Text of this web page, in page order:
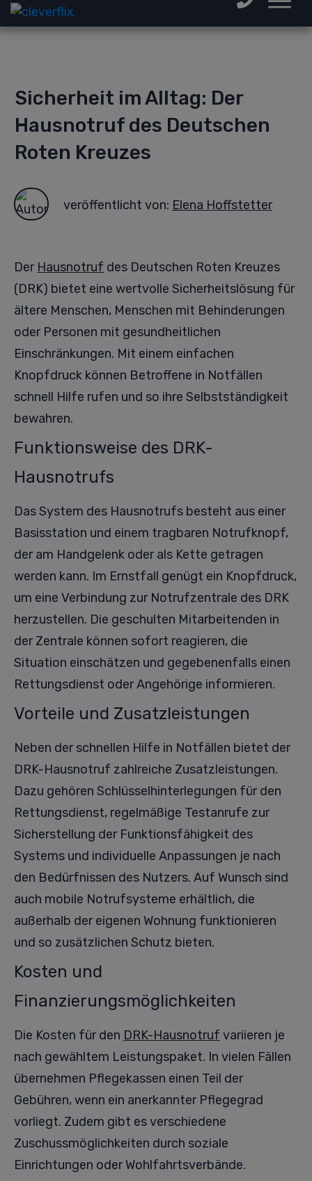
Sicherheit im Alltag: Der
Hausnotruf des Deutschen
Roten Kreuzes
veröffentlicht von: Elena Hoffstetter
Der Hausnotruf des Deutschen Roten Kreuzes
(DRK) bietet eine wertvolle Sicherheitslösung für
ältere Menschen, Menschen mit Behinderungen
oder Personen mit gesundheitlichen
Einschränkungen. Mit einem einfachen
Knopfdruck können Betroffene in Notfällen
schnell Hilfe rufen und so ihre Selbstständigkeit
bewahren.
Funktionsweise des DRK-
Hausnotrufs
Das System des Hausnotrufs besteht aus einer
Basisstation und einem tragbaren Notrufknopf,
der am Handgelenk oder als Kette getragen
werden kann. Im Ernstfall genügt ein Knopfdruck,
um eine Verbindung zur Notrufzentrale des DRK
herzustellen. Die geschulten Mitarbeitenden in
der Zentrale können sofort reagieren, die
Situation einschätzen und gegebenenfalls einen
Rettungsdienst oder Angehörige informieren.
Vorteile und Zusatzleistungen
Neben der schnellen Hilfe in Notfällen bietet der
DRK-Hausnotruf zahlreiche Zusatzleistungen.
Dazu gehören Schlüsselhinterlegungen für den
Rettungsdienst, regelmäßige Testanrufe zur
Sicherstellung der Funktionsfähigkeit des
Systems und individuelle Anpassungen je nach
den Bedürfnissen des Nutzers. Auf Wunsch sind
auch mobile Notrufsysteme erhältlich, die
außerhalb der eigenen Wohnung funktionieren
und so zusätzlichen Schutz bieten.
Kosten und
Finanzierungsmöglichkeiten
Die Kosten für den DRK-Hausnotruf variieren je
nach gewähltem Leistungspaket. In vielen Fällen
übernehmen Pflegekassen einen Teil der
Gebühren, wenn ein anerkannter Pflegegrad
vorliegt. Zudem gibt es verschiedene
Zuschussmöglichkeiten durch soziale
Einrichtungen oder Wohlfahrtsverbände.